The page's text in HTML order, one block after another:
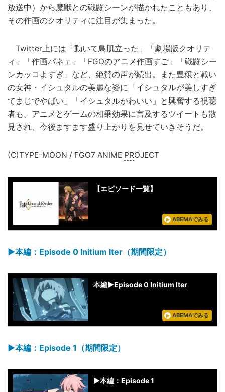
放送中）から魔獣との戦闘シーンが描かれたこともあり、
その作画のクオリティに注目が集まった。
Twitter上には「動いて鳥肌立った」「劇場版クオリテ
ィ」「作画パネェ」「FGOのアニメ作画すご」「戦闘シー
ンカッコよすぎ」など、絶賛の声が続出。また豊穣と戦い
の女神・イシュタルの美麗な姿に「イシュタルが美しすぎ
てまじでやばい」「イシュタルかわいい」と興奮する視聴
者も。アニメとゲームの相乗効果に言及するツイートも散
見され、今後ますます盛り上がりを見せていきそうだ。
(C)TYPE-MOON / FGO7 ANIME PROJECT
【エピソード一覧】
ABEMAでみる
▶︎本編：Episode 0 Initium Iter（期間限定）
本編▶︎Episode 0 Initium Iter
ABEMAでみる
▶︎本編：Episode 1（期間限定）
▶︎本編：Episode 1